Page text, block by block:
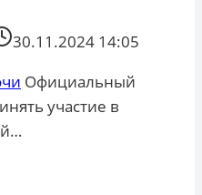
30.11.2024 14:05
Официальный
участие в